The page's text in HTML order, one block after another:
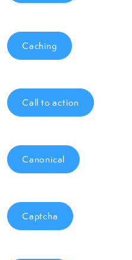
Caching
Call to action
Canonical
Captcha